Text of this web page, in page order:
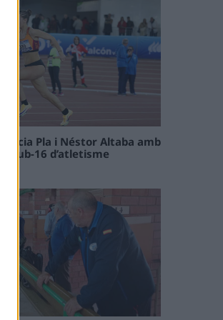
Pla i Néstor Altaba amb
sub-16 d’atletisme